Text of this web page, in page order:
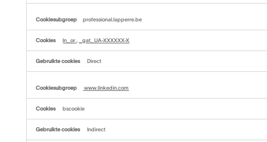
professional.lapperre.be
ln_or, _gat_UA-XXXXXX-X
Direct
www.linkedin.com
bscookie
Indirect